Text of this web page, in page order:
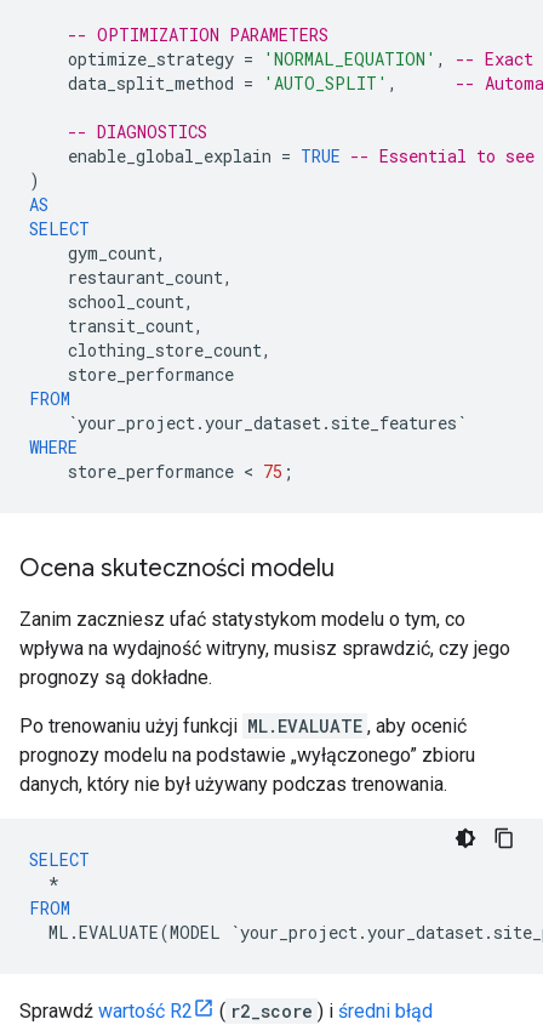
-- OPTIMIZATION PARAMETERS
optimize_strategy = 'NORMAL_EQUATION' ,
-- Exact
data_split_method = 'AUTO_SPLIT' , --
-- DIAGNOSTICS
enable_global_explain = TRUE -- Essential to see
)
AS
SELECT
gym_count,
restaurant_count,
school_count,
transit_count,
clothing_store_count,
store_performance
FROM
`your_project.your_dataset. site_features `
WHERE
store_performance < 75 ;
Ocena skuteczności modelu
Zanim zaczniesz ufać statystykom modelu o tym, co
wpływa na wydajność witryny, musisz sprawdzić, czy jego
prognozy są dokładne.
Po trenowaniu użyj funkcji ML.EVALUATE , aby ocenić
prognozy modelu na podstawie „wyłączonego” zbioru
danych, który nie był używany podczas trenowania.
SELECT
*
FROM
ML .EVALUATE(MODEL `your_project.your_dataset.
Sprawdź wartość R2 ( r2_score ) i średni błąd